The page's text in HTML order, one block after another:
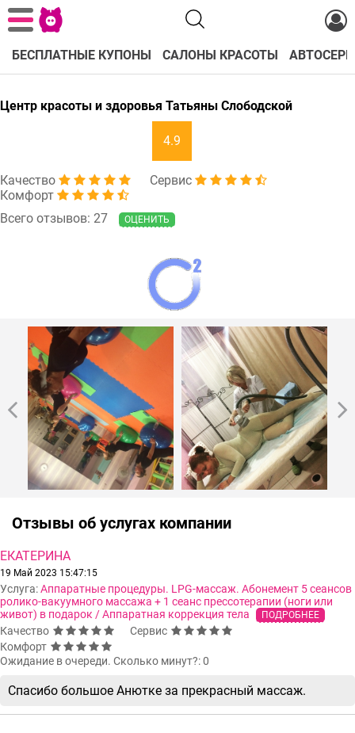
БЕСПЛАТНЫЕ КУПОНЫ САЛОНЫ КРАСОТЫ
Центр красоты и здоровья Татьяны Слободской
4.9
Качество
Сервис
Комфорт
Всего отзывов: 27
ОЦЕНИТЬ
Отзывы об услугах компании
ЕКАТЕРИНА
19 Май 2023 15:47:15
Услуга:Аппаратные процедуры. LPG-массаж. Абонемент 5 сеансов
ролико-вакуумного массажа + 1 сеанс прессотерапии (ноги или
живот) в подарок / Аппаратная коррекция тела
ПОДРОБНЕЕ
Качество
Сервис
Комфорт
Ожидание в очереди. Сколько минут?: 0
Спасибо большое Анютке за прекрасный массаж.